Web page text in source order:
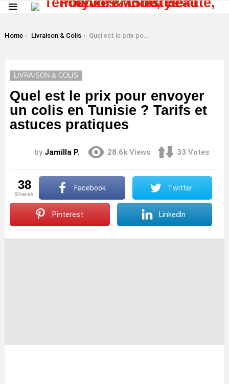
You are here:
Home Livraison & Colis Quel est le prix pour envoyer un colis en Tunisie ? Tarifs et astuces pratiques
LIVRAISON & COLIS
Quel est le prix pour envoyer
un colis en Tunisie ? Tarifs et
astuces pratiques
by Jamilla P. 28.6k Views 33 Votes
38
shares
Facebook Twitter
Pinterest LinkedIn